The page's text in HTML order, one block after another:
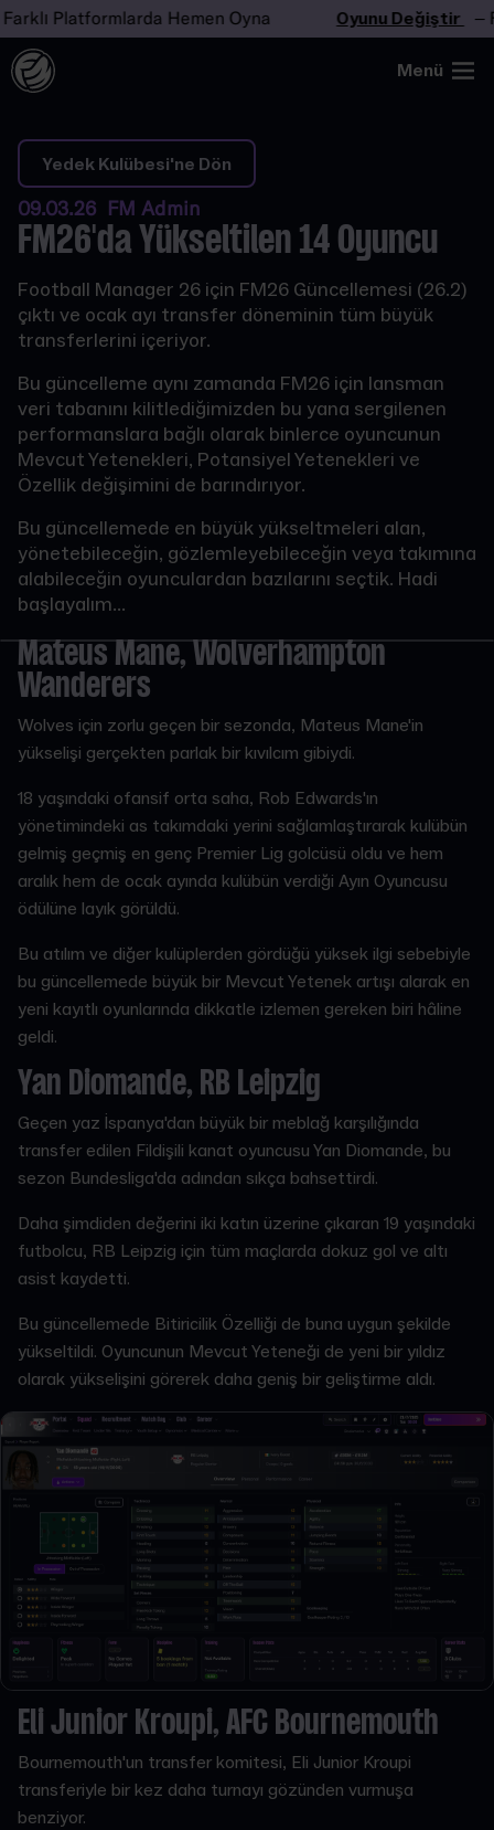
Platformlarda Hemen Oyna Oyunu Değiştir –
Menü
Yedek Kulübesi'ne Dön
09.03.26 FM Admin
FM26'da Yükseltilen 14 Oyuncu
Football Manager 26 için FM26 Güncellemesi (26.2)
çıktı ve ocak ayı transfer döneminin tüm büyük
transferlerini içeriyor.
Bu güncelleme aynı zamanda FM26 için lansman
veri tabanını kilitlediğimizden bu yana sergilenen
performanslara bağlı olarak binlerce oyuncunun
Mevcut Yetenekleri, Potansiyel Yetenekleri ve
Özellik değişimini de barındırıyor.
Bu güncellemede en büyük yükseltmeleri alan,
yönetebileceğin, gözlemleyebileceğin veya takımına
alabileceğin oyunculardan bazılarını seçtik. Hadi
başlayalım...
Mateus Mane, Wolverhampton
Wanderers
Wolves için zorlu geçen bir sezonda, Mateus Mane'in
yükselişi gerçekten parlak bir kıvılcım gibiydi.
18 yaşındaki ofansif orta saha, Rob Edwards'ın
yönetimindeki as takımdaki yerini sağlamlaştırarak kulübün
gelmiş geçmiş en genç Premier Lig golcüsü oldu ve hem
aralık hem de ocak ayında kulübün verdiği Ayın Oyuncusu
ödülüne layık görüldü.
Bu atılım ve diğer kulüplerden gördüğü yüksek ilgi sebebiyle
bu güncellemede büyük bir Mevcut Yetenek artışı alarak en
yeni kayıtlı oyunlarında dikkatle izlemen gereken biri hâline
geldi.
Yan Diomande, RB Leipzig
Geçen yaz İspanya'dan büyük bir meblağ karşılığında
transfer edilen Fildişili kanat oyuncusu Yan Diomande, bu
sezon Bundesliga'da adından sıkça bahsettirdi.
Daha şimdiden değerini iki katın üzerine çıkaran 19 yaşındaki
futbolcu, RB Leipzig için tüm maçlarda dokuz gol ve altı
asist kaydetti.
Bu güncellemede Bitiricilik Özelliği de buna uygun şekilde
yükseltildi. Oyuncunun Mevcut Yeteneği de yeni bir yıldız
olarak yükselişini görerek daha geniş bir geliştirme aldı.
Eli Junior Kroupi, AFC Bournemouth
Bournemouth'un transfer komitesi, Eli Junior Kroupi
transferiyle bir kez daha turnayı gözünden vurmuşa
benziyor.